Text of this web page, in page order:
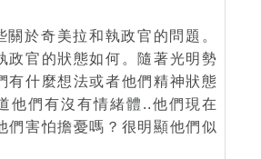
關於奇美拉和執政官的問題。
政官的狀態如何。隨著光明勢
有什麼想法或者他們精神狀態
他們有沒有情緒體..他們現在
們害怕擔憂嗎？很明顯他們似